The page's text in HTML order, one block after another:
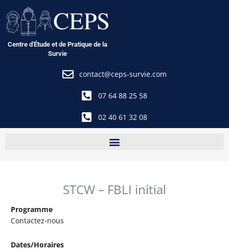
au
contenu
Centre d'Étude et de Pratique de la
Survie
contact@ceps-survie.com
07 64 88 25 58
02 40 61 32 08
STCW – FBLI initial
Programme
Contactez-nous
Dates/Horaires